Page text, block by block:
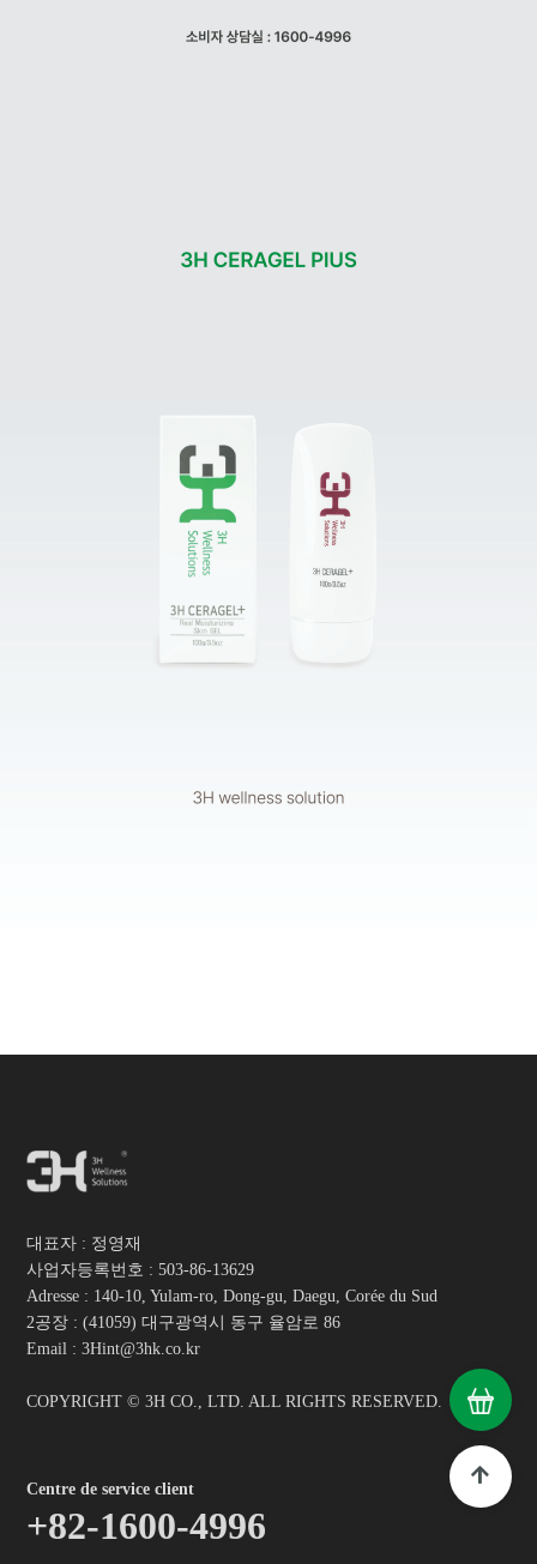
대표자 : 정영재
사업자등록번호 :503-86-13629
Adresse : 140-10, Yulam-ro, Dong-gu, Daegu, Corée du Sud
2공장 : (41059) 대구광역시 동구 율암로 86
Email : 3Hint@3hk.co.kr
COPYRIGHT © 3H CO., LTD. ALL RIGHTS RESERVED.
Centre de service client
+82-1600-4996